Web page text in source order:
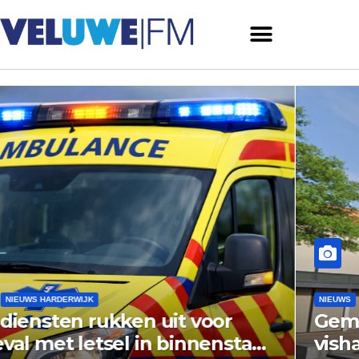
NIEUWS NIEUWS ERMELO
Gemeente Ermelo wijst bezwaar
vishandel af: standplaats op